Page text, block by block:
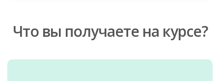
Что вы получаете на курсе?